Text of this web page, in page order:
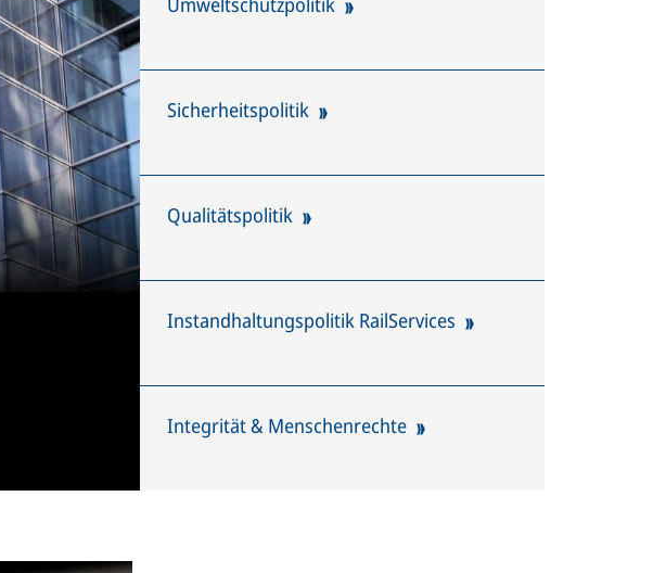
Sicherheitspolitik
Qualitätspolitik
Instandhaltungspolitik RailServices
Integrität & Menschenrechte